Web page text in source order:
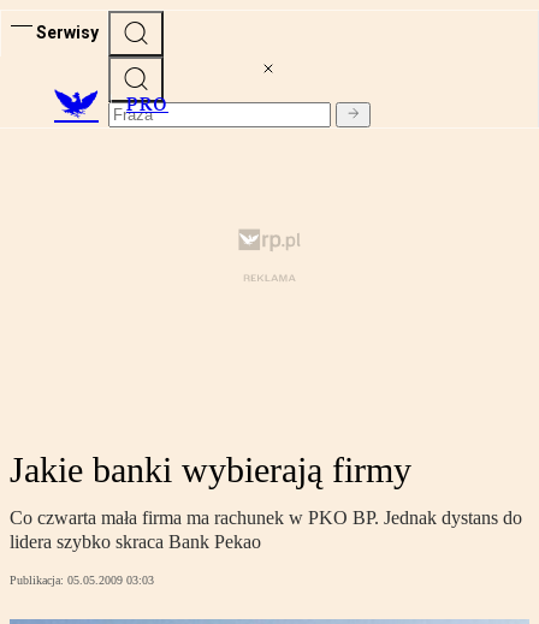
Serwisy
PRO
Jakie banki wybierają firmy
Co czwarta mała firma ma rachunek w PKO BP. Jednak dystans do
lidera szybko skraca Bank Pekao
Publikacja: 05.05.2009 03:03